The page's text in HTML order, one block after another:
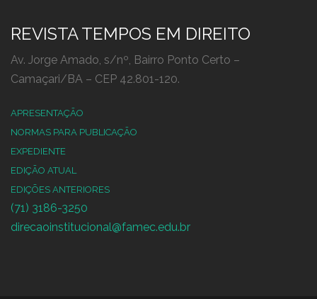
REVISTA TEMPOS EM DIREITO
Av. Jorge Amado, s/nº, Bairro Ponto Certo –
Camaçari/BA – CEP 42.801-120.
APRESENTAÇÃO
NORMAS PARA PUBLICAÇÃO
EXPEDIENTE
EDIÇÃO ATUAL
EDIÇÕES ANTERIORES
(71) 3186-3250
direcaoinstitucional@famec.edu.br